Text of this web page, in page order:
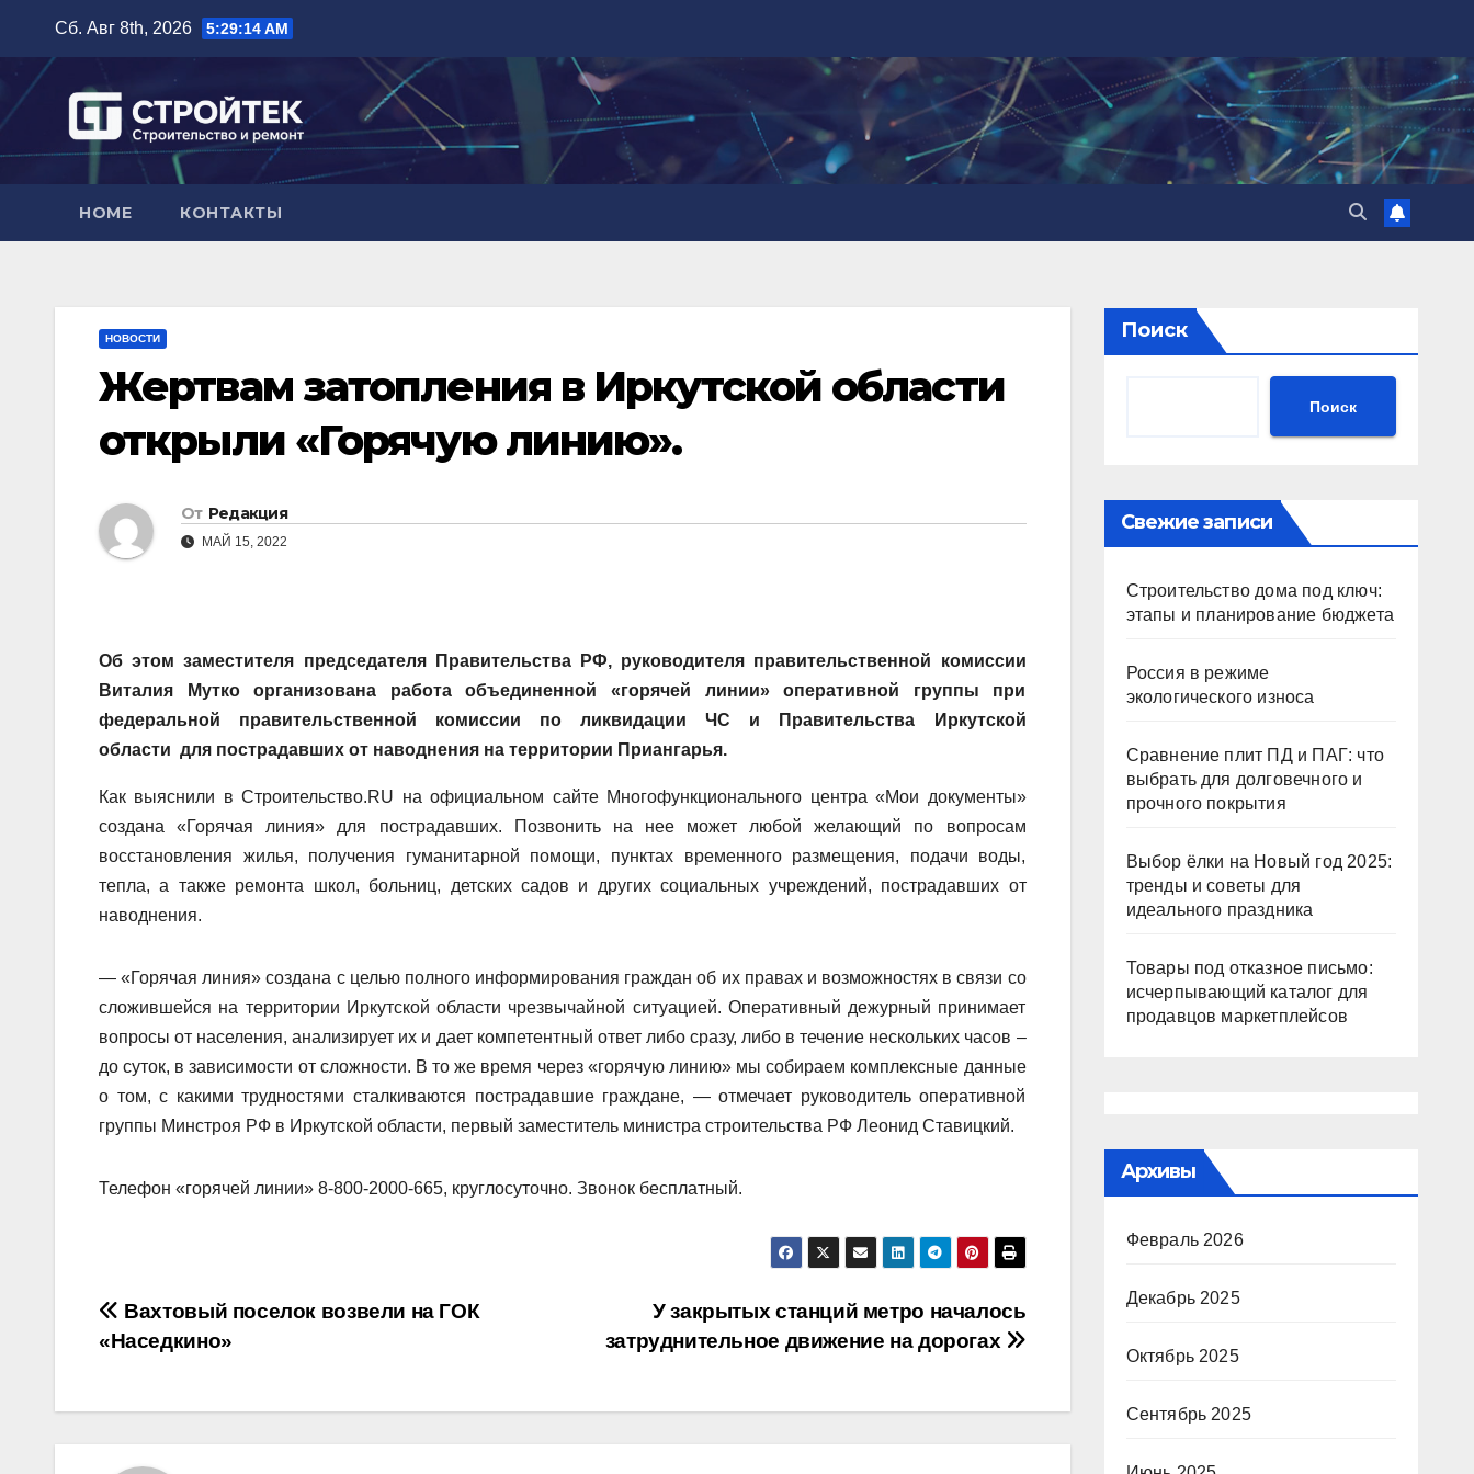
содержимому
Сб. Авг 8th, 2026 5:29:15 AM
HOME КОНТАКТЫ
НОВОСТИ
Жертвам затопления в Иркутской области
открыли «Горячую линию».
От Редакция
МАЙ 15, 2022
Об этом заместителя председателя Правительства РФ, руководителя правительственной комиссии
Виталия Мутко организована работа объединенной «горячей линии» оперативной группы при
федеральной правительственной комиссии по ликвидации ЧС и Правительства Иркутской
области для пострадавших от наводнения на территории Приангарья.
Как выяснили в Строительство.RU на официальном сайте Многофункционального центра «Мои документы»
создана «Горячая линия» для пострадавших. Позвонить на нее может любой желающий по вопросам
восстановления жилья, получения гуманитарной помощи, пунктах временного размещения, подачи воды,
тепла, а также ремонта школ, больниц, детских садов и других социальных учреждений, пострадавших от
наводнения.
— «Горячая линия» создана с целью полного информирования граждан об их правах и возможностях в связи со
сложившейся на территории Иркутской области чрезвычайной ситуацией. Оперативный дежурный принимает
вопросы от населения, анализирует их и дает компетентный ответ либо сразу, либо в течение нескольких часов –
до суток, в зависимости от сложности. В то же время через «горячую линию» мы собираем комплексные данные
о том, с какими трудностями сталкиваются пострадавшие граждане, — отмечает руководитель оперативной
группы Минстроя РФ в Иркутской области, первый заместитель министра строительства РФ Леонид Ставицкий.
Телефон «горячей линии» 8-800-2000-665, круглосуточно. Звонок бесплатный.
Навигация
записям
У закрытых станций метро началось
затруднительное движение на дорогах
Вахтовый поселок возвели на ГОК
«Наседкино»
Поиск
Поиск
Свежие записи
Строительство дома под ключ:
этапы и планирование бюджета
Россия в режиме
экологического износа
Сравнение плит ПД и ПАГ: что
выбрать для долговечного и
прочного покрытия
Выбор ёлки на Новый год 2025:
тренды и советы для
идеального праздника
Товары под отказное письмо:
исчерпывающий каталог для
продавцов маркетплейсов
Архивы
Февраль 2026
Декабрь 2025
Октябрь 2025
Сентябрь 2025